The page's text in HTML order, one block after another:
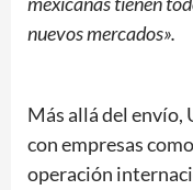
nuevos mercados».
Más allá del envío,
con empresas
operación